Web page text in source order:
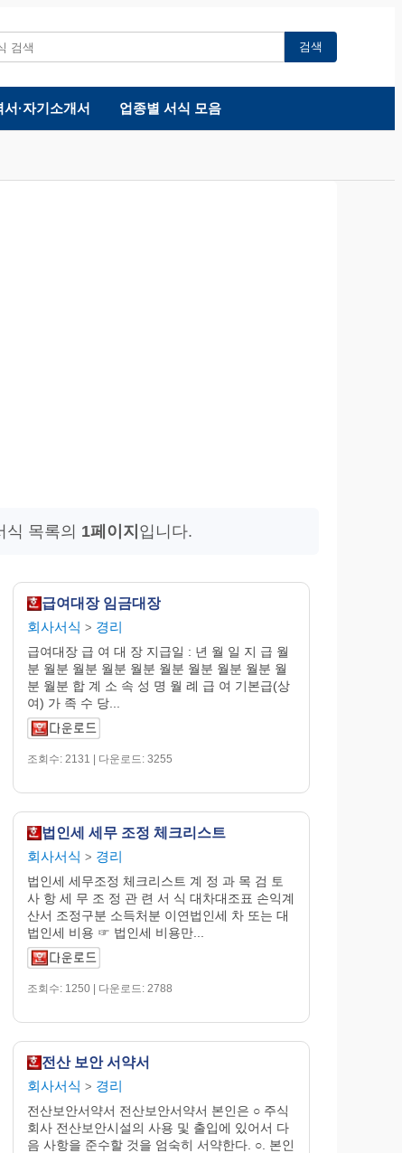
검색
서·자기소개서 업종별 서식 모음
식 목록의 1페이지 입니다.
급여대장 임금대장
회사서식 > 경리
급여대장 급 여 대 장 지급일 : 년 월 일 지 급 월
분 월분 월분 월분 월분 월분 월분 월분 월분 월
분 월분 합 계 소 속 성 명 월 례 급 여 기본급(상
여) 가 족 수 당...
조회수: 2131 | 다운로드: 3255
법인세 세무 조정 체크리스트
회사서식 > 경리
법인세 세무조정 체크리스트 계 정 과 목 검 토
사 항 세 무 조 정 관 련 서 식 대차대조표 손익계
산서 조정구분 소득처분 이연법인세 차 또는 대
법인세 비용 ☞ 법인세 비용만...
조회수: 1250 | 다운로드: 2788
전산 보안 서약서
회사서식 > 경리
전산보안서약서 전산보안서약서 본인은 ○ 주식
회사 전산보안시설의 사용 및 출입에 있어서 다
음 사항을 준수할 것을 엄숙히 서약한다. ○. 본인